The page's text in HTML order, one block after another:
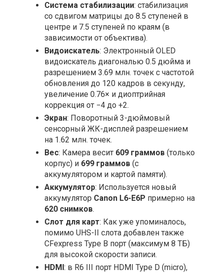
Система стабилизации: стабилизация
со сдвигом матрицы до 8.5 ступеней в
центре и 7.5 ступеней по краям (в
зависимости от объектива).
Видоискатель: Электронный OLED
видоискатель диагональю 0.5 дюйма и
разрешением 3.69 млн. точек с частотой
обновления до 120 кадров в секунду,
увеличение 0.76× и диоптрийная
коррекция от −4 до +2.
Экран: Поворотный 3-дюймовый
сенсорный ЖК-дисплей разрешением
на 1.62 млн. точек.
Вес: Камера весит 609 граммов (только
корпус) и 699 граммов (с
аккумулятором и картой памяти).
Аккумулятор: Используется новый
аккумулятор Canon L6-E6P примерно на
620 снимков.
Слот для карт: Как уже упоминалось,
помимо UHS-II слота добавлен также
CFexpress Type B порт (максимум 8 ТБ)
для высокой скорости записи.
HDMI : в R6 III порт HDMI Type D (micro),